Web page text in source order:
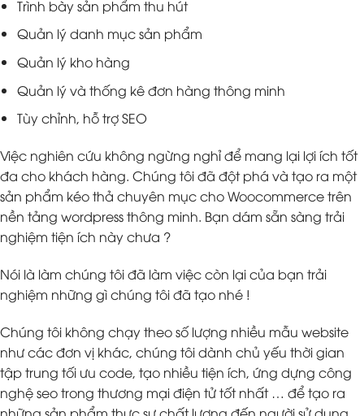
Trình bày sản phẩm thu hút
Quản lý danh mục sản phẩm
Quản lý kho hàng
Quản lý và thống kê đơn hàng thông minh
Tùy chỉnh, hỗ trợ SEO
Việc nghiên cứu không ngừng nghỉ để mang lại lợi ích tốt
đa cho khách hàng. Chúng tôi đã đột phá và tạo ra một
sản phẩm kéo thả chuyên mục cho Woocommerce trên
nền tảng wordpress thông minh. Bạn dám sẵn sàng trải
nghiệm tiện ích này chưa ?
Nói là làm chúng tôi đã làm việc còn lại của bạn trải
nghiệm những gì chúng tôi đã tạo nhé !
Chúng tôi không chạy theo số lượng nhiều mẫu website
như các đơn vị khác, chúng tôi dành chủ yếu thời gian
tập trung tối ưu code, tạo nhiều tiện ích, ứng dựng công
nghệ seo trong thương mại điện tử tốt nhất … để tạo ra
những sản phẩm thực sự chất lượng đến người sử dụng